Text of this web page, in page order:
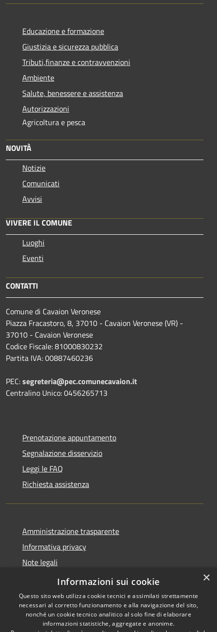
Educazione e formazione
Giustizia e sicurezza pubblica
Tributi,finanze e contravvenzioni
Ambiente
Salute, benessere e assistenza
Autorizzazioni
Agricoltura e pesca
NOVITÀ
Notizie
Comunicati
Avvisi
VIVERE IL COMUNE
Luoghi
Eventi
CONTATTI
Comune di Cavaion Veronese
Piazza Fracastoro, 8, 37010 - Cavaion Veronese (VR) -
37010 - Cavaion Veronese
Codice Fiscale: 81000830232
Partita IVA: 00887460236
PEC:segreteria@pec.comunecavaion.it
Centralino Unico: 0456265713
Prenotazione appuntamento
Segnalazione disservizio
Leggi le FAQ
Richiesta assistenza
Amministrazione trasparente
Informativa privacy
Note legali
Dichiarazione di accessibilità
Copyright © 2026 • Comune di
×
Informazioni sui cookie
Questo sito web utilizza cookie tecnici e assimilati strettamente
necessari al corretto funzionamento e alla navigazione del sito,
nonché un cookie tecnico analitico al solo fine di elaborare
informazioni statistiche, aggregate e anonime.